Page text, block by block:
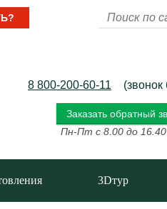
8 800-200-60-11
Заказать обратный
Пн-Пт с 8.00 до
3Dтур